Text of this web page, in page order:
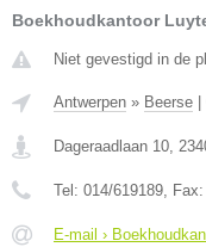
Boekhoudkantoor
Niet gevestigd in de
Antwerpen » Beerse
Dageraadlaan 10,
Tel: 014/619189, Fax:
E-mail ›